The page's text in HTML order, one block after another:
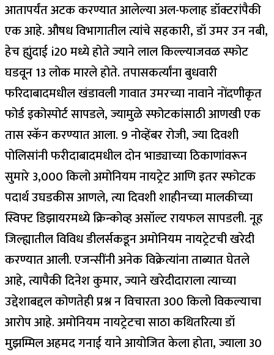
आतापर्यंत अटक करण्यात आलेल्या अल-फलाह डॉक्टरांपैकी
एक आहे. औषध विभागातील त्यांचे सहकारी, डॉ उमर उन नबी,
हेच ह्युंदाई i20 मध्ये होते ज्याने लाल किल्ल्याजवळ स्फोट
घडवून 13 लोक मारले होते.तपासकर्त्यांना बुधवारी
फरिदाबादमधील खंडावली गावात उमरच्या नावाने नोंदणीकृत
फोर्ड इकोस्पोर्ट सापडले, ज्यामुळे स्फोटकांसाठी आणखी एक
तास स्कॅन करण्यात आला.9 नोव्हेंबर रोजी, ज्या दिवशी
पोलिसांनी फरीदाबादमधील दोन भाड्याच्या ठिकाणांवरून
सुमारे 3,000 किलो अमोनियम नायट्रेट आणि इतर स्फोटक
पदार्थ उघडकीस आणले, त्या दिवशी शाहीनच्या मालकीच्या
स्विफ्ट डिझायरमध्ये क्रिन्कोव्ह असॉल्ट रायफल सापडली.नूह
जिल्ह्यातील विविध डीलर्सकडून अमोनियम नायट्रेटची खरेदी
करण्यात आली. एजन्सींनी अनेक विक्रेत्यांना ताब्यात घेतले
आहे, त्यापैकी दिनेश कुमार, ज्याने खरेदीदाराला त्याच्या
उद्देशाबद्दल कोणतेही प्रश्न न विचारता 300 किलो विकल्याचा
आरोप आहे.अमोनियम नायट्रेटचा साठा कथितरित्या डॉ
मुझम्मिल अहमद गनाई याने आयोजित केला होता, ज्याला 30